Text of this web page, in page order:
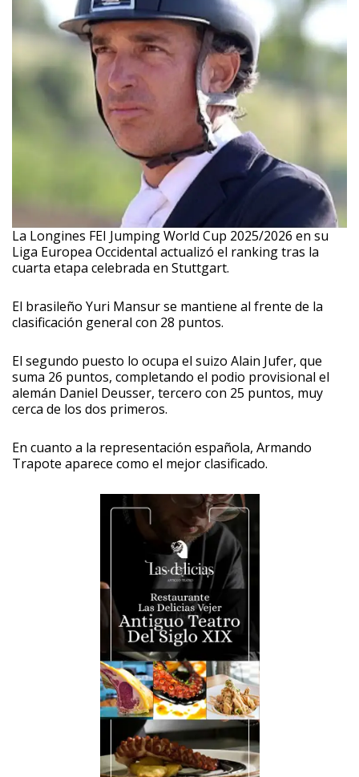
La Longines FEI Jumping World Cup 2025/2026 en su
Liga Europea Occidental actualizó el ranking tras la
cuarta etapa celebrada en Stuttgart.
El brasileño Yuri Mansur se mantiene al frente de la
clasificación general con 28 puntos.
El segundo puesto lo ocupa el suizo Alain Jufer, que
suma 26 puntos, completando el podio provisional el
alemán Daniel Deusser, tercero con 25 puntos, muy
cerca de los dos primeros.
En cuanto a la representación española, Armando
Trapote aparece como el mejor clasificado.